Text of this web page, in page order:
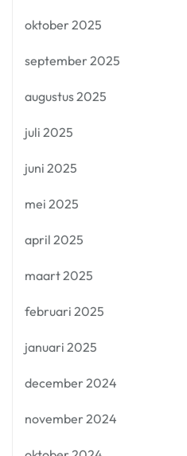
oktober 2025
september 2025
augustus 2025
juli 2025
juni 2025
mei 2025
april 2025
maart 2025
februari 2025
januari 2025
december 2024
november 2024